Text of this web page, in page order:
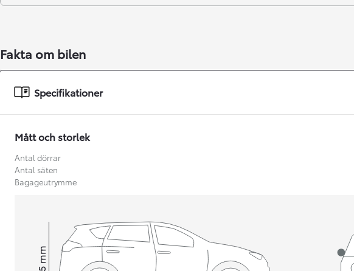
Från 238 900 kr
GR Yaris
Fakta om bilen
Specifikationer
Mått och storlek
Antal dörrar
Antal säten
Bagageutrymme
mm